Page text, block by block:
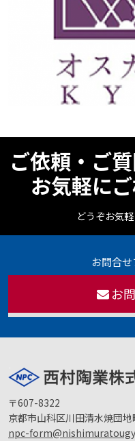
ご依頼・ご
お気軽に
どうぞお気
お問合
お
〒607-8322
京都市山科区川田清水焼団
npc-